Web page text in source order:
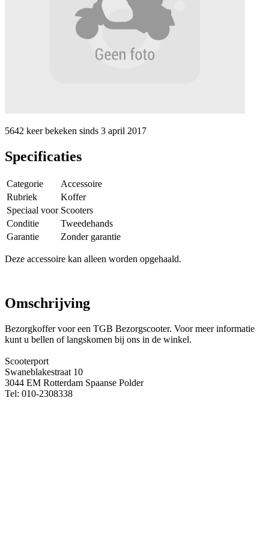
5642 keerbekeken sinds 3 april 2017
Specificaties
Categorie
Accessoire
Rubriek
Koffer
Speciaal voor Scooters
Conditie
Tweedehands
Garantie
Zonder garantie
Deze accessoire kan alleen worden opgehaald.
Omschrijving
Bezorgkoffer voor een TGB Bezorgscooter. Voor meer informatie
kunt u bellen of langskomen bij ons in de winkel.
Scooterport
Swaneblakestraat 10
3044 EM Rotterdam Spaanse Polder
Tel: 010-2308338